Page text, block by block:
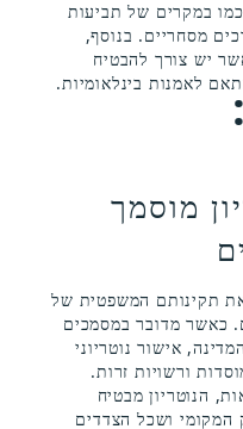
במקרים של תביעות
מסחריים. בנוסף,
יש צורך להבטיח
לאמנות בינלאומיות.
מוסמך
את תקינותם המשפטית של
כאשר מדובר במסמכים
אישור נוטריוני
ורשויות זרות.
הנוטריון מבטיח
ושכל הצדדים